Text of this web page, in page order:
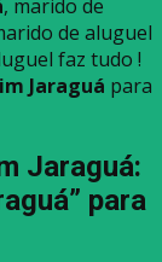
, marido de
de aluguel
faz tudo !
Jaraguá para
Jaraguá:
para